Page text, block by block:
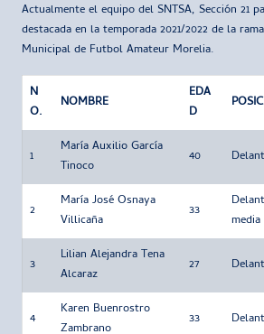
Actualmente el equipo del SNTSA, Sección 21
destacada en la temporada 2021/2022 de la
Municipal de Futbol Amateur Morelia.
N
O.
NOMBRE
EDA
D
1
María Auxilio García
Tinoco
40
2
María José Osnaya
Villicaña
33
media
3
Lilian Alejandra Tena
Alcaraz
27
4
Karen Buenrostro
Zambrano
33